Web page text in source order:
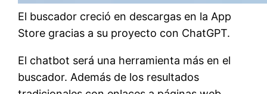
El buscador creció en descargas en la App
Store gracias a su proyecto con ChatGPT.
El chatbot será una herramienta más en el
buscador. Además de los resultados